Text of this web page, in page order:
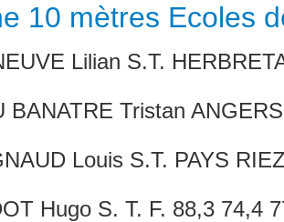
10 mètres Ecoles
Lilian S.T.
BANATRE Tristan
Louis S.T. PAYS
Hugo S. T. F. 88,3 74,4